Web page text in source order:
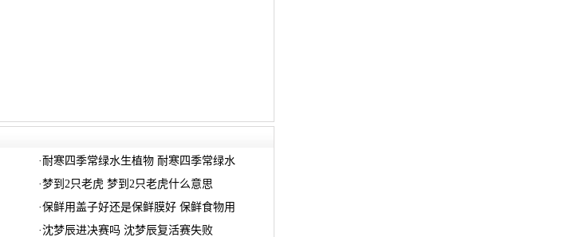
· 耐寒四季常绿水生植物 耐寒四季常绿水
·梦到2只老虎 梦到2只老虎什么意思
·保鲜用盖子好还是保鲜膜好 保鲜食物用
·沈梦辰进决赛吗 沈梦辰复活赛失败